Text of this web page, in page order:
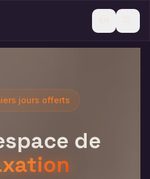
jours offerts
de